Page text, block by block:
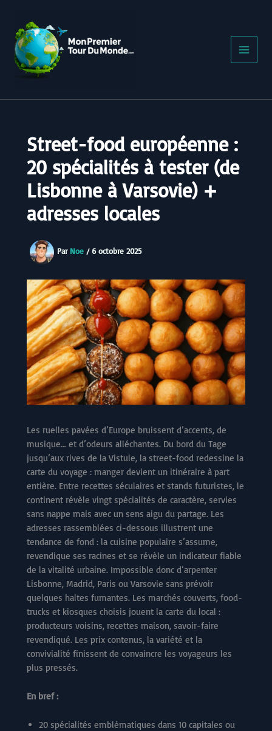
contenu
Street-food européenne :
20 spécialités à tester (de
Lisbonne à Varsovie) +
adresses locales
Par Noe / 6 octobre 2025
Les ruelles pavées d’Europe bruissent d’accents, de
musique… et d’odeurs alléchantes. Du bord du Tage
jusqu’aux rives de la Vistule, la street-food redessine la
carte du voyage : manger devient un itinéraire à part
entière. Entre recettes séculaires et stands futuristes, le
continent révèle vingt spécialités de caractère, servies
sans nappe mais avec un sens aigu du partage. Les
adresses rassemblées ci-dessous illustrent une
tendance de fond : la cuisine populaire s’assume,
revendique ses racines et se révèle un indicateur fiable
de la vitalité urbaine. Impossible donc d’arpenter
Lisbonne, Madrid, Paris ou Varsovie sans prévoir
quelques haltes fumantes. Les marchés couverts, food-
trucks et kiosques choisis jouent la carte du local :
producteurs voisins, recettes maison, savoir-faire
revendiqué. Les prix contenus, la variété et la
convivialité finissent de convaincre les voyageurs les
plus pressés.
En bref :
20 spécialités emblématiques dans 10 capitales ou